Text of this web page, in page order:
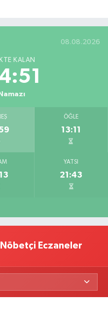
08.08.2026
KALAN
ÖĞLE
13:11
YATSI
21:43
Eczaneler